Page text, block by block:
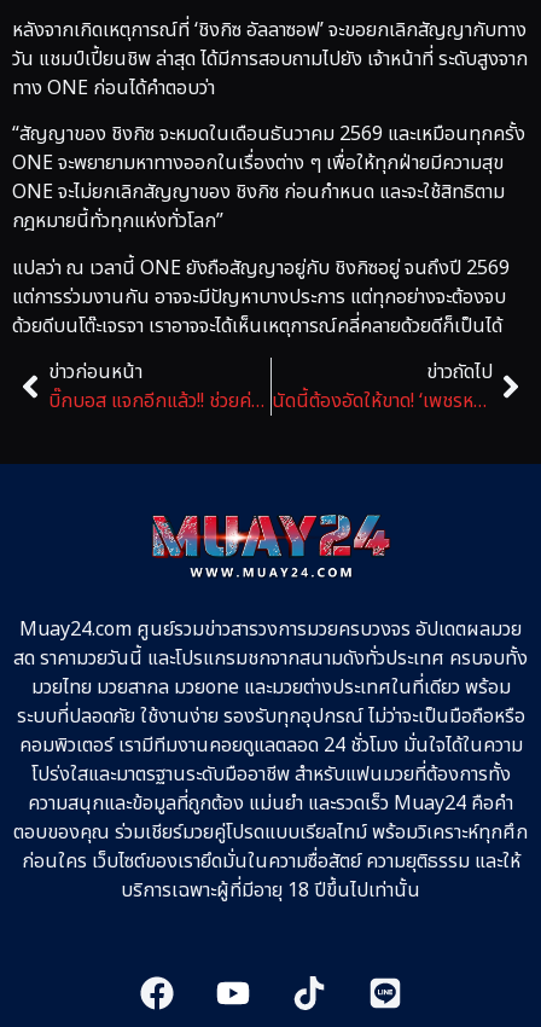
หลังจากเกิดเหตุการณ์ที่ ‘ชิงกิซ อัลลาซอฟ’ จะขอยกเลิกสัญญากับทาง
วัน แชมป์เปี้ยนชิพ ล่าสุด ได้มีการสอบถามไปยัง เจ้าหน้าที่ ระดับสูงจาก
ทาง ONE ก่อนได้คำตอบว่า
“สัญญาของ ชิงกิซ จะหมดในเดือนธันวาคม 2569 และเหมือนทุกครั้ง
ONE จะพยายามหาทางออกในเรื่องต่าง ๆ เพื่อให้ทุกฝ่ายมีความสุข
ONE จะไม่ยกเลิกสัญญาของ ชิงกิซ ก่อนกำหนด และจะใช้สิทธิตาม
กฎหมายนี้ทั่วทุกแห่งทั่วโลก”
แปลว่า ณ เวลานี้ ONE ยังถือสัญญาอยู่กับ ชิงกิซอยู่ จนถึงปี 2569
แต่การร่วมงานกัน อาจจะมีปัญหาบางประการ แต่ทุกอย่างจะต้องจบ
ด้วยดีบนโต๊ะเจรจา เราอาจจะได้เห็นเหตุการณ์คลี่คลายด้วยดีก็เป็นได้
ข่าวก่อนหน้า
บิ๊กบอส แจกอีกแล้ว!! ช่วยค่ายมวย 40 แห่งรวม 20 ล้าน
ข่าวถัดไป
นัดนี้ต้องอัดให้ขาด! ‘เพชรหนึ่ง’ ลั่นป้องแชมป์
Muay24.com ศูนย์รวมข่าวสารวงการมวยครบวงจร อัปเดตผลมวย
สด ราคามวยวันนี้ และโปรแกรมชกจากสนามดังทั่วประเทศ ครบจบทั้ง
มวยไทย มวยสากล มวยone และมวยต่างประเทศในที่เดียว พร้อม
ระบบที่ปลอดภัย ใช้งานง่าย รองรับทุกอุปกรณ์ ไม่ว่าจะเป็นมือถือหรือ
คอมพิวเตอร์ เรามีทีมงานคอยดูแลตลอด 24 ชั่วโมง มั่นใจได้ในความ
โปร่งใสและมาตรฐานระดับมืออาชีพ สำหรับแฟนมวยที่ต้องการทั้ง
ความสนุกและข้อมูลที่ถูกต้อง แม่นยำ และรวดเร็ว Muay24 คือคำ
ตอบของคุณ ร่วมเชียร์มวยคู่โปรดแบบเรียลไทม์ พร้อมวิเคราะห์ทุกศึก
ก่อนใคร เว็บไซต์ของเรายึดมั่นในความซื่อสัตย์ ความยุติธรรม และให้
บริการเฉพาะผู้ที่มีอายุ 18 ปีขึ้นไปเท่านั้น